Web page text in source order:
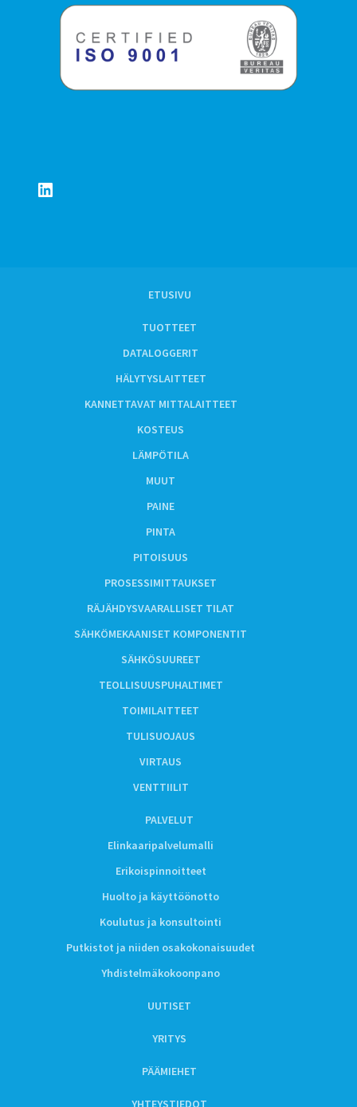
LinkedIn
ETUSIVU
TUOTTEET
DATALOGGERIT
HÄLYTYSLAITTEET
KANNETTAVAT MITTALAITTEET
KOSTEUS
LÄMPÖTILA
MUUT
PAINE
PINTA
PITOISUUS
PROSESSIMITTAUKSET
RÄJÄHDYSVAARALLISET TILAT
SÄHKÖMEKAANISET KOMPONENTIT
SÄHKÖSUUREET
TEOLLISUUSPUHALTIMET
TOIMILAITTEET
TULISUOJAUS
VIRTAUS
VENTTIILIT
PALVELUT
Elinkaaripalvelumalli
Erikoispinnoitteet
Huolto ja käyttöönotto
Koulutus ja konsultointi
Putkistot ja niiden osakokonaisuudet
Yhdistelmäkokoonpano
UUTISET
YRITYS
PÄÄMIEHET
YHTEYSTIEDOT